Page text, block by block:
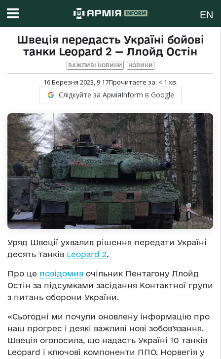
EN
Швеція передасть Україні бойові
танки Leopard 2 — Ллойд Остін
ВАЖЛИВІ НОВИНИ НОВИНИ
16 Березня 2023, 9:17Прочитаєте за: < 1 хв.
Слідкуйте за АрміяInform в Google
Уряд Швеції ухвалив рішення передати Україні
десять танків Leopard 2.
Про це повідомив очільник Пентагону Ллойд
Остін за підсумками засідання Контактної групи
з питань оборони України.
«Сьогодні ми почули оновлену інформацію про
наш прогрес і деякі важливі нові зобов’язання.
Швеція оголосила, що надасть Україні 10 танків
Leopard і ключові компоненти ППО. Норвегія у